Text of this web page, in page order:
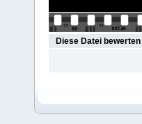
Diese Datei bewerten